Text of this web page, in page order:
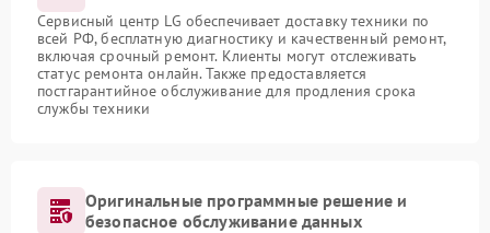
Сервисный центр LG обеспечивает доставку техники по
всей РФ, бесплатную диагностику и качественный ремонт,
включая срочный ремонт. Клиенты могут отслеживать
статус ремонта онлайн. Также предоставляется
постгарантийное обслуживание для продления срока
службы техники
Оригинальные программные решение и
безопасное обслуживание данных